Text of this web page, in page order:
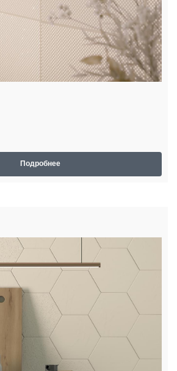
Подробнее